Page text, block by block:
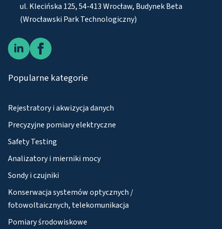
ul. Klecińska 125, 54-413 Wrocław, Budynek Beta
(Wrocławski Park Technologiczny)
Popularne kategorie
Rejestratory i akwizycja danych
Precyzyjne pomiary elektryczne
Safety Testing
Analizatory i mierniki mocy
Sondy i czujniki
Konserwacja systemów optycznych /
fotowoltaicznych, telekomunikacja
Pomiary środowiskowe